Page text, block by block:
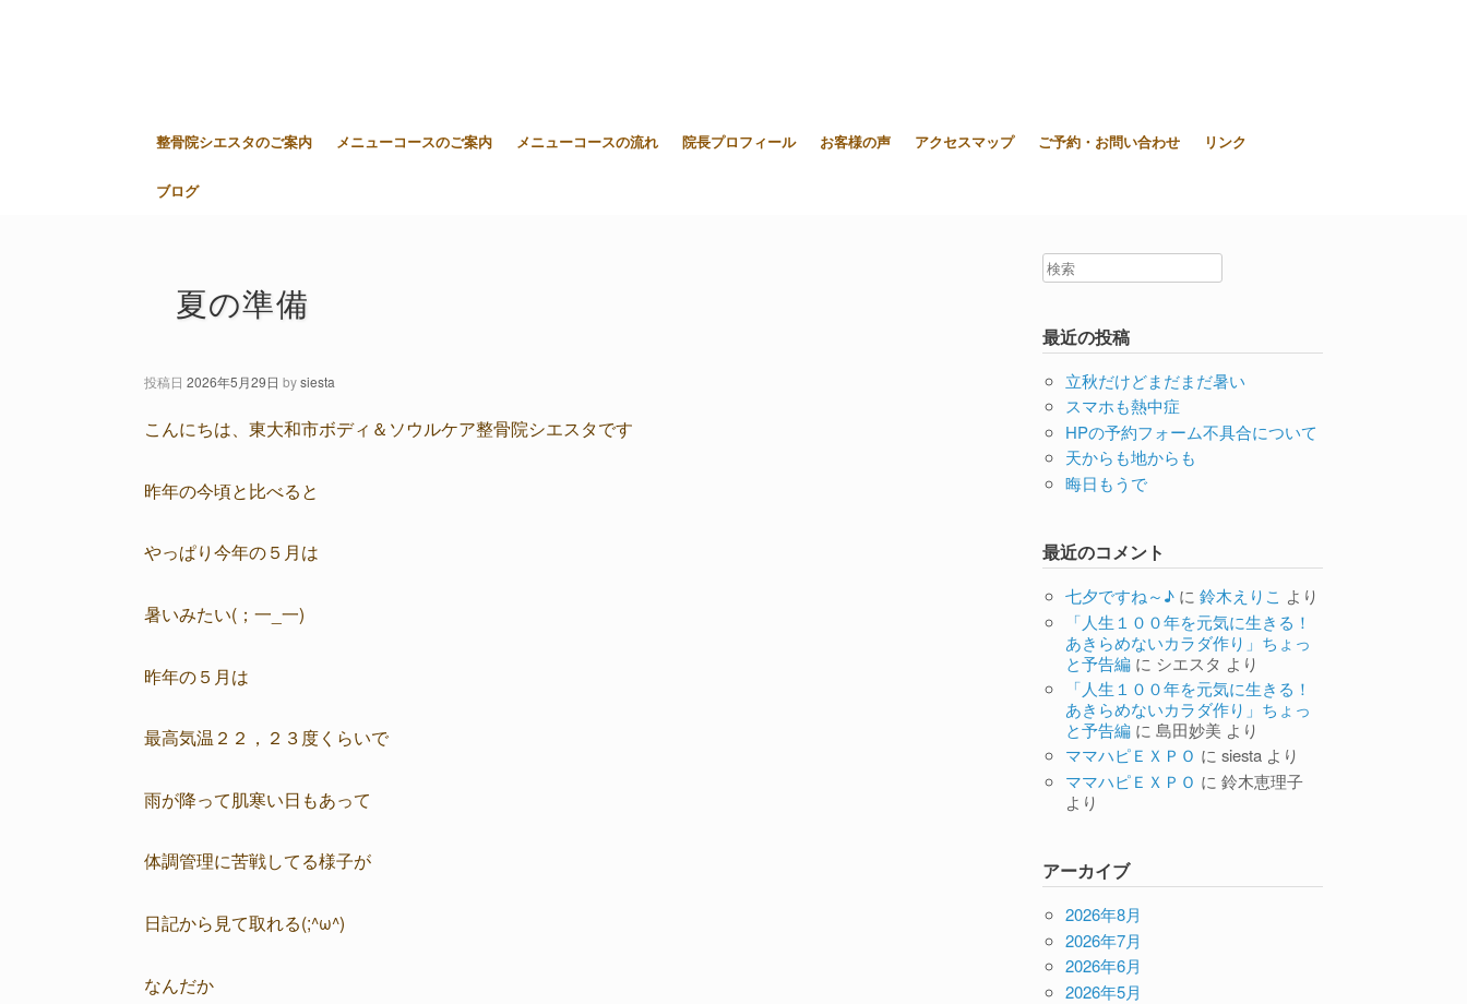
整骨院シエスタのご案内 メニューコースのご案内 メニューコースの流れ 院長プロフィール お客様の声 アクセスマップ ご予約・お問い合わせ リンク
ブログ
夏の準備
投稿日 2026年5月29日 bysiesta
こんにちは、東大和市ボディ＆ソウルケア整骨院シエスタです
昨年の今頃と比べると
やっぱり今年の５月は
暑いみたい(；一_一)
昨年の５月は
最高気温２２，２３度くらいで
雨が降って肌寒い日もあって
体調管理に苦戦してる様子が
日記から見て取れる(;^ω^)
なんだか
最近の投稿
立秋だけどまだまだ暑い
スマホも熱中症
HPの予約フォーム不具合について
天からも地からも
晦日もうで
最近のコメント
七夕ですね～♪ に鈴木えりこ より
「人生１００年を元気に生きる！
あきらめないカラダ作り」ちょっ
と予告編 に シエスタ より
「人生１００年を元気に生きる！
あきらめないカラダ作り」ちょっ
と予告編 に島田妙美 より
ママハピＥＸＰＯ にsiesta より
ママハピＥＸＰＯ に鈴木恵理子
より
アーカイブ
2026年8月
2026年7月
2026年6月
2026年5月